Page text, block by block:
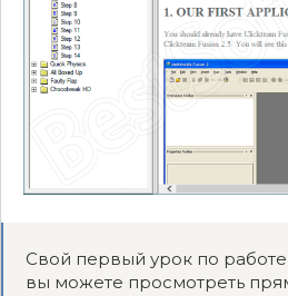
Свой первый урок по
вы можете просмотреть